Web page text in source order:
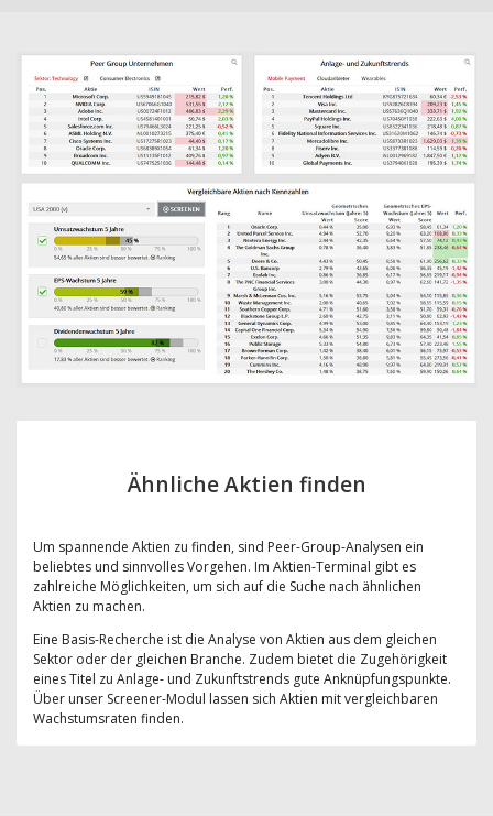
Ähnliche Aktien finden
Um spannende Aktien zu finden, sind Peer-Group-Analysen ein
beliebtes und sinnvolles Vorgehen. Im Aktien-Terminal gibt es
zahlreiche Möglichkeiten, um sich auf die Suche nach ähnlichen
Aktien zu machen.
Eine Basis-Recherche ist die Analyse von Aktien aus dem gleichen
Sektor oder der gleichen Branche. Zudem bietet die Zugehörigkeit
eines Titel zu Anlage- und Zukunftstrends gute Anknüpfungspunkte.
Über unser Screener-Modul lassen sich Aktien mit vergleichbaren
Wachstumsraten finden.